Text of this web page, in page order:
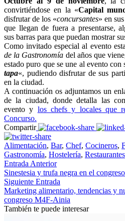
convirtiéndose en la «Capital
disfrutar de los «concursantes» en
que llegan de fuera a presentarse,
sus barras para que puedan mostrar
Como invitado especial al evento
de la Gastronomía del años que
estado puro que se une al evento con
tapa«, pudiendo disfrutar de sus
en la ciudad.
A continuación os adjuntamos un
de la ciudad, donde detalla las
evento y los chefs y locales que
Concurso.
Compartir
Alimentación, Bar, Chef, Cocineros,
Gastronomía, Hostelería, Restaurantes
Entrada Anterior
Sinestesia y trufa negra en el
Siguiente Entrada
Marketing alimentario, tendencias y
congreso M4F-Ainia
También te puede interesar